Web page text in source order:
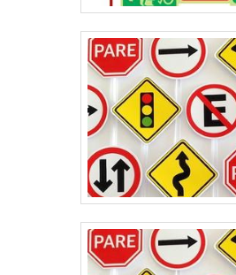
condutores quanto para os
LUGAR PARA COMPRAR
VELOCIDADESediada
Cruz, na região central do Rio
Kopp Tecnologia desenvolve
no ramo de segurança para o
complexo industrial de 20.000
Saiba mais solicitando um
comunicação! .